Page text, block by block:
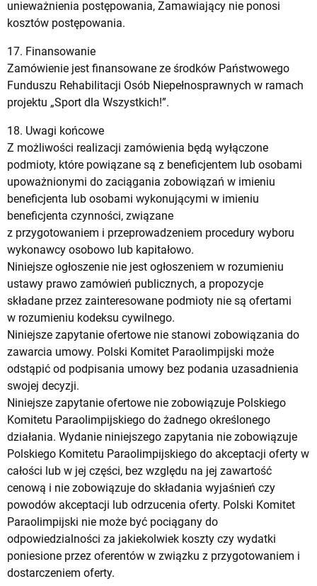
unieważnienia postępowania, Zamawiający nie ponosi
kosztów postępowania.
17. Finansowanie
Zamówienie jest finansowane ze środków Państwowego
Funduszu Rehabilitacji Osób Niepełnosprawnych w ramach
projektu „Sport dla Wszystkich!”.
18. Uwagi końcowe
Z możliwości realizacji zamówienia będą wyłączone
podmioty, które powiązane są z beneficjentem lub osobami
upoważnionymi do zaciągania zobowiązań w imieniu
beneficjenta lub osobami wykonującymi w imieniu
beneficjenta czynności, związane
z przygotowaniem i przeprowadzeniem procedury wyboru
wykonawcy osobowo lub kapitałowo.
Niniejsze ogłoszenie nie jest ogłoszeniem w rozumieniu
ustawy prawo zamówień publicznych, a propozycje
składane przez zainteresowane podmioty nie są ofertami
w rozumieniu kodeksu cywilnego.
Niniejsze zapytanie ofertowe nie stanowi zobowiązania do
zawarcia umowy. Polski Komitet Paraolimpijski może
odstąpić od podpisania umowy bez podania uzasadnienia
swojej decyzji.
Niniejsze zapytanie ofertowe nie zobowiązuje Polskiego
Komitetu Paraolimpijskiego do żadnego określonego
działania. Wydanie niniejszego zapytania nie zobowiązuje
Polskiego Komitetu Paraolimpijskiego do akceptacji oferty w
całości lub w jej części, bez względu na jej zawartość
cenową i nie zobowiązuje do składania wyjaśnień czy
powodów akceptacji lub odrzucenia oferty. Polski Komitet
Paraolimpijski nie może być pociągany do
odpowiedzialności za jakiekolwiek koszty czy wydatki
poniesione przez oferentów w związku z przygotowaniem i
dostarczeniem oferty.